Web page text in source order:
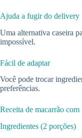
Ajuda a fugir do delivery
Uma alternativa caseira
impossível.
Fácil de adaptar
Você pode trocar
preferências.
Receita de macarrão
Ingredientes (2 porções)